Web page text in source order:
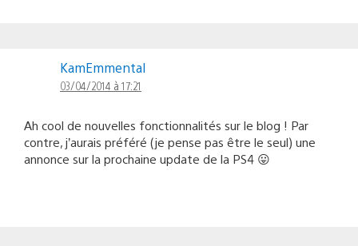
KamEmmental
03/04/2014 à 17:21
Ah cool de nouvelles fonctionnalités sur le blog ! Par
contre, j’aurais préféré (je pense pas être le seul) une
annonce sur la prochaine update de la PS4 😛